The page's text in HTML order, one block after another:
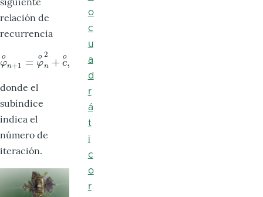
relación de
recurrencia
φ
o
n+1 = φ
o 2
n + c
o,
φon+ =φon 2+co
donde el
subíndice
indica el
número de
iteración.
o
c
u
a
d
r
á
t
i
c
o
r